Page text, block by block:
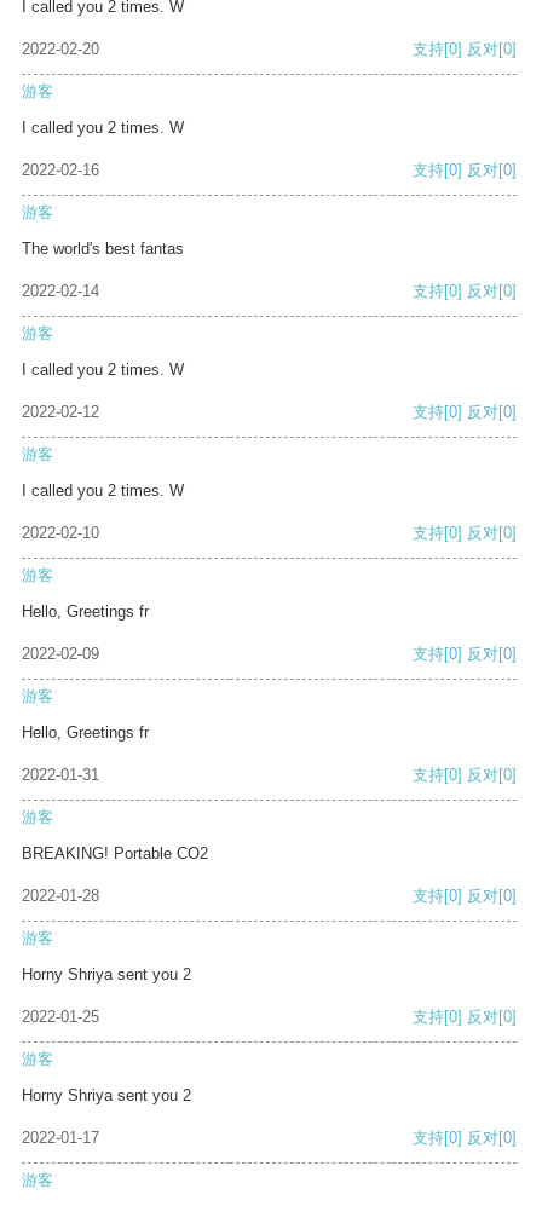
I called you 2 times. W
2022-02-20 支持[0] 反对[0]
游客
I called you 2 times. W
2022-02-16 支持[0] 反对[0]
游客
The world's best fantas
2022-02-14 支持[0] 反对[0]
游客
I called you 2 times. W
2022-02-12 支持[0] 反对[0]
游客
I called you 2 times. W
2022-02-10 支持[0] 反对[0]
游客
Hello, Greetings fr
2022-02-09 支持[0] 反对[0]
游客
Hello, Greetings fr
2022-01-31 支持[0] 反对[0]
游客
BREAKING! Portable CO2
2022-01-28 支持[0] 反对[0]
游客
Horny Shriya sent you 2
2022-01-25 支持[0] 反对[0]
游客
Horny Shriya sent you 2
2022-01-17 支持[0] 反对[0]
游客